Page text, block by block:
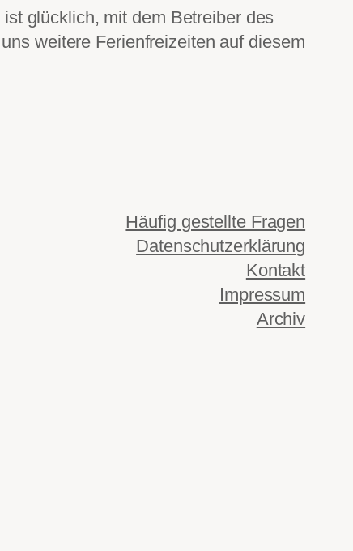
glücklich, mit dem Betreiber des
weitere Ferienfreizeiten auf diesem
Häufig gestellte Fragen
Datenschutzerklärung
Kontakt
Impressum
Archiv